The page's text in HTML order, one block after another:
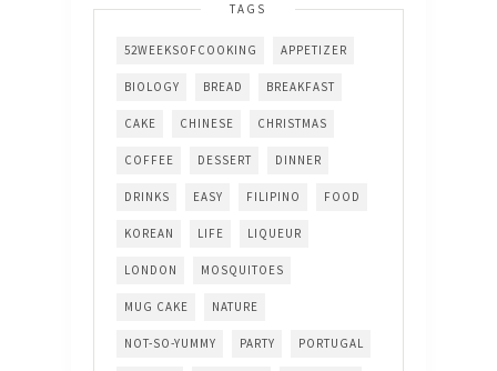
TAGS
52WEEKSOFCOOKING APPETIZER
BIOLOGY BREAD BREAKFAST
CAKE CHINESE CHRISTMAS
COFFEE DESSERT DINNER
DRINKS EASY FILIPINO FOOD
KOREAN LIFE LIQUEUR
LONDON MOSQUITOES
MUG CAKE NATURE
NOT-SO-YUMMY PARTY PORTUGAL